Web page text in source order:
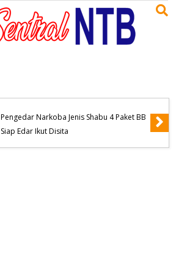
Pengedar Narkoba Jenis Shabu 4 Paket BB
Siap Edar Ikut Disita